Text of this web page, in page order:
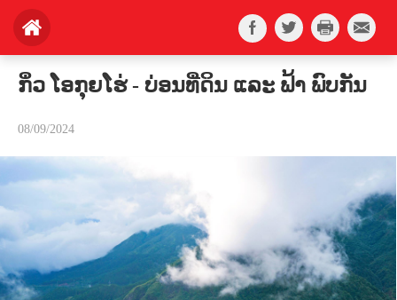
ກິ່ວ ໂອກຸຍໂຮ່ - ບ່ອນທີ່ດິນ ແລະ ຟ້າ ພົບກັນ
08/09/2024